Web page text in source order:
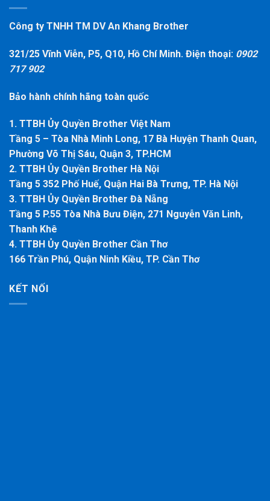
Công ty TNHH TM DV An Khang Brother
321/25 Vĩnh Viễn, P5, Q10, Hồ Chí Minh. Điện thoại: 0902
717 902
Bảo hành chính hãng toàn quốc
1. TTBH Ủy Quyền Brother Việt Nam
Tầng 5 – Tòa Nhà Minh Long, 17 Bà Huyện Thanh Quan,
Phường Võ Thị Sáu, Quận 3, TP.HCM
2. TTBH Ủy Quyền Brother Hà Nội
Tầng 5 352 Phố Huế, Quận Hai Bà Trưng, TP. Hà Nội
3. TTBH Ủy Quyền Brother Đà Nẵng
Tầng 5 P.55 Tòa Nhà Bưu Điện, 271 Nguyễn Văn Linh,
Thanh Khê
4. TTBH Ủy Quyền Brother Cần Thơ
166 Trần Phú, Quận Ninh Kiều, TP. Cần Thơ
KẾT NỐI